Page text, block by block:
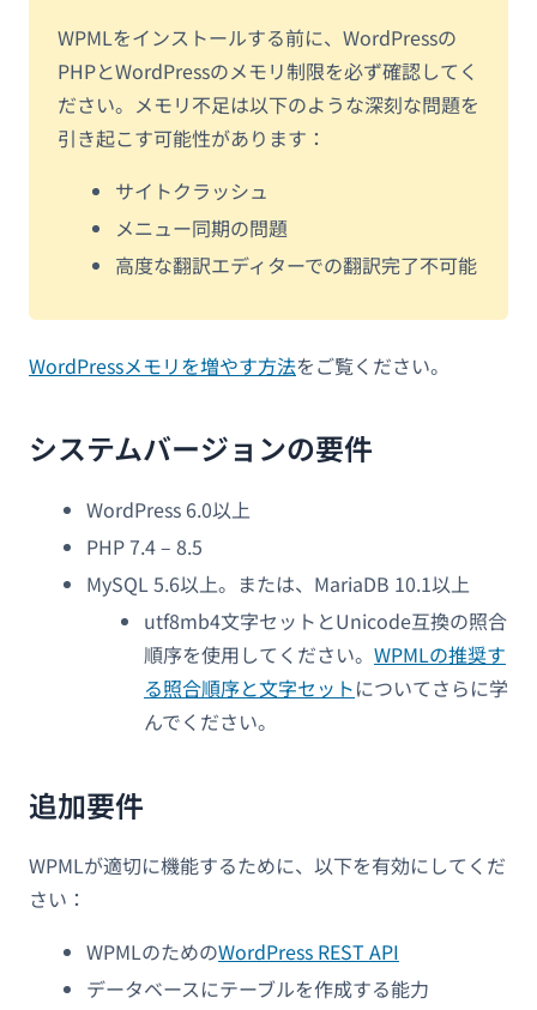
WPMLをインストールする前に、WordPressの
PHPとWordPressのメモリ制限を必ず確認してく
ださい。メモリ不足は以下のような深刻な問題を
引き起こす可能性があります：
サイトクラッシュ
メニュー同期の問題
高度な翻訳エディターでの翻訳完了不可能
WordPressメモリを増やす方法をご覧ください。
システムバージョンの要件
WordPress 6.0以上
PHP 7.4 – 8.5
MySQL 5.6以上。または、MariaDB 10.1以上
utf8mb4文字セットとUnicode互換の照合
順序を使用してください。 WPMLの推奨す
る照合順序と文字セットについてさらに学
んでください。
追加要件
WPMLが適切に機能するために、以下を有効にしてくだ
さい：
WPMLのためのWordPress REST API
データベースにテーブルを作成する能力